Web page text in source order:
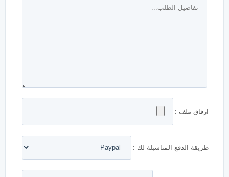
ارفاق ملف :
طريقة الدفع المناسبلة لك :